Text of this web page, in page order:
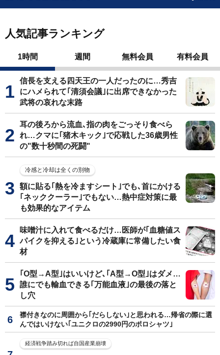
人気記事ランキング
1時間 週間 無料会員 有料会員
信長を支える四天王の一人だったのに…秀吉
にハメられて｢清須会議｣に出席できなかった
武将の哀れな末路
耳の後ろから流血､指の肉をごっそり食べら
れ…クマに｢猪木キック｣で応戦した36歳男性
の"数十秒間の死闘"
冷感と冷却は全くの別物
額に貼る｢熱を冷ますシート｣でも､首にかける
｢ネッククーラー｣でもない…熱中症対策に最
も効果的なアイテム
味噌汁に入れて食べるだけ…医師が｢血糖値ス
パイクを抑える｣という冷蔵庫に常備したい食
材
｢O型→A型｣はいいけど､｢A型→O型｣はダメ…
誰にでも輸血できる｢万能血液｣の最後の落と
し穴
襟付きなのに周囲から｢だらしない｣と思われる…帰省の際に選
んではいけない｢ユニクロの2990円のポロシャツ｣
経済戦争踏み切れば自国産業崩壊